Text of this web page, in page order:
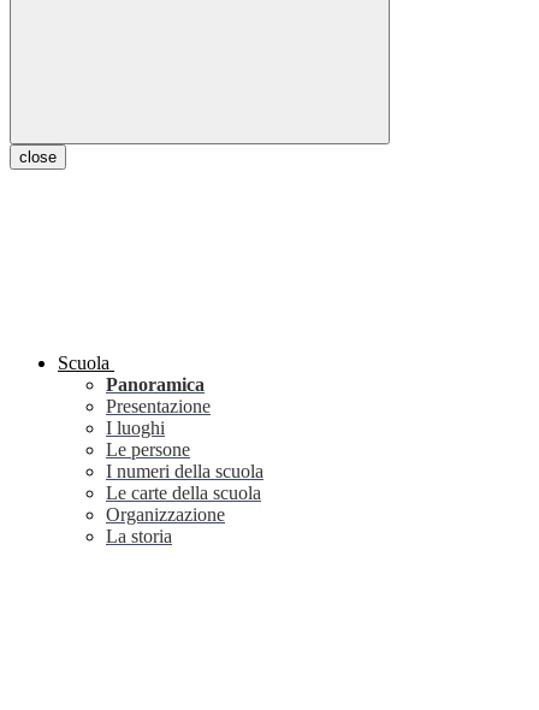
close
Scuola
Panoramica
Presentazione
I luoghi
Le persone
I numeri della scuola
Le carte della scuola
Organizzazione
La storia